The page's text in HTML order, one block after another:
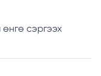
сэргээх